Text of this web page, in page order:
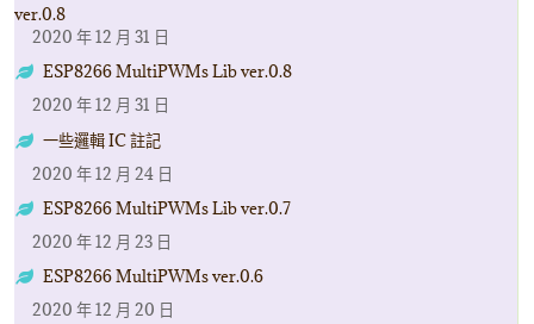
ver.0.8
2020 年 12 月 31 日
ESP8266 MultiPWMs Lib ver.0.8
2020 年 12 月 31 日
一些邏輯 IC 註記
2020 年 12 月 24 日
ESP8266 MultiPWMs Lib ver.0.7
2020 年 12 月 23 日
ESP8266 MultiPWMs ver.0.6
2020 年 12 月 20 日